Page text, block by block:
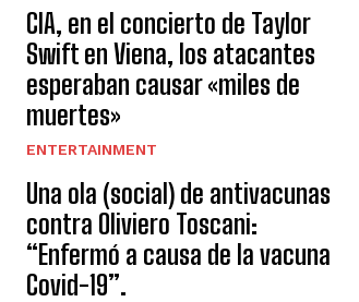
CIA, en el concierto de Taylor
Swift en Viena, los atacantes
esperaban causar «miles de
muertes»
ENTERTAINMENT
Una ola (social) de antivacunas
contra Oliviero Toscani:
“Enfermó a causa de la vacuna
Covid-19”.